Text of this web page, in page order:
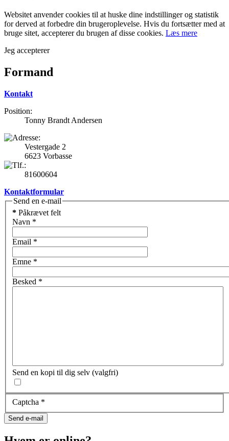
Websitet anvender cookies til at huske dine indstillinger og statistik
for derved at forbedre din brugeroplevelse. Hvis du fortsætter med at
bruge sitet, accepterer du brugen af disse cookies. Læs mere
Jeg accepterer
Formand
Kontakt
Position:
Tonny Brandt Andersen
Vestergade 2
6623 Vorbasse
81600604
Kontaktformular
Send en e-mail
* Påkrævet felt
Navn *
Email *
Emne *
Besked *
Send en kopi til dig selv (valgfri)
Captcha *
Send e-mail